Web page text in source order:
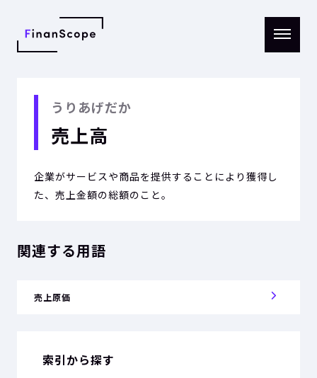
うりあげだか
売上高
企業がサービスや商品を提供することにより獲得し
た、売上金額の総額のこと。
関連する用語
売上原価
索引から探す